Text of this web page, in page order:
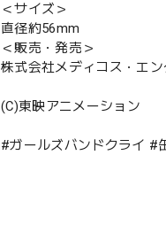
＜サイズ＞
直径約56mm
＜販売・発売＞
株式会社メディコス・エ
(C)東映アニメーション
#ガールズバンドクライ #